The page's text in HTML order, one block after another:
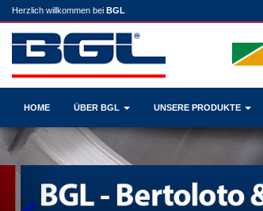
Herzlich willkommen bei BGL
HOME ÜBER BGL UNSERE PRODUKTE
Previous